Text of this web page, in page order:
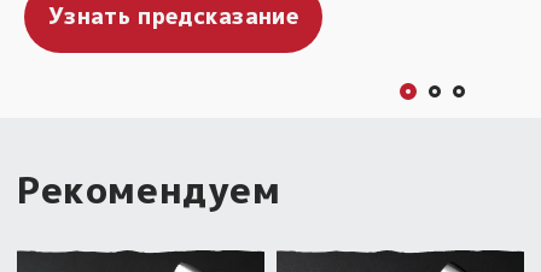
Узнать предсказание
Скачать безоплатно!
Гадать онлайн
Рекомендуем